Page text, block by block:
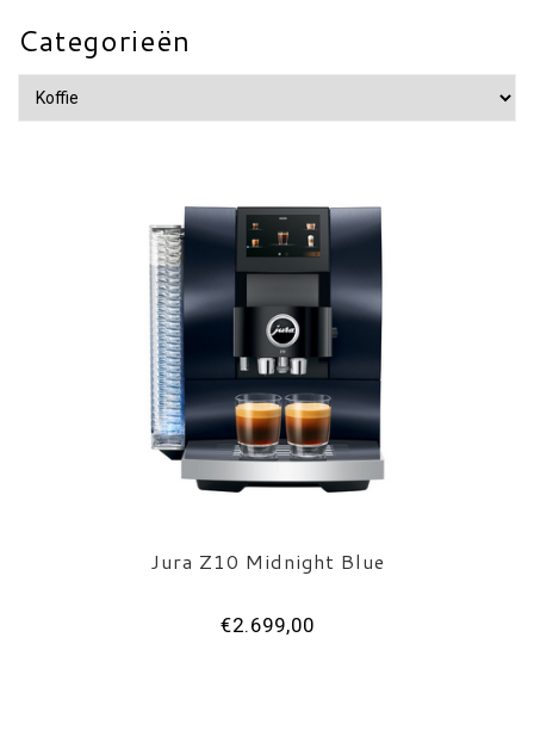
Categorieën
Jura Z10 Midnight Blue
€2.699,00